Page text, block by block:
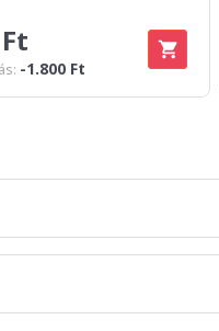
-1.800 Ft